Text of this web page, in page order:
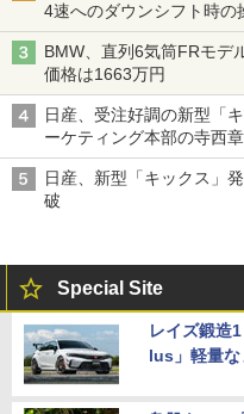
4速へのダウンシフト時の
BMW、直列6気筒FRモデ
価格は1663万円
日産、受注好調の新型「
ーケティング本部の寺西
日産、新型「キックス」
破
Special Site
レイズ鍛造
lus」軽量な